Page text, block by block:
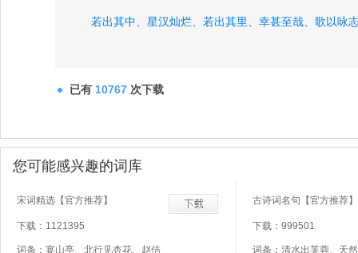
若出其中、 星汉灿烂、 若出其里、 幸甚至哉、 歌以咏
已有 10767 次下载
您可能感兴趣的词库
宋词精选【官方推荐】
下载：1121395
词条：宴山亭、北行见杏花、赵佶
古诗词名句【官方推荐】
下载：999501
词条：清水出芙蓉、天